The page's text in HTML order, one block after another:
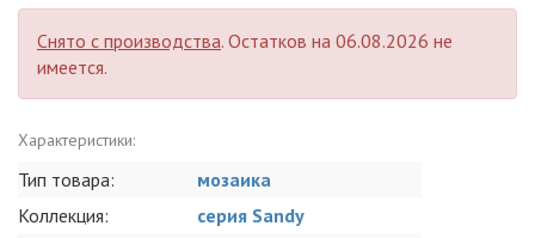
Снято с производства. Остатков на 06.08.2026 не
имеется.
Характеристики:
Тип товара:
мозаика
Коллекция:
серия Sandy